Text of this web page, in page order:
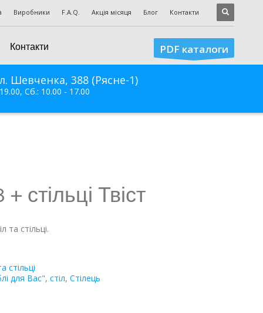
Виробники F.A.Q. Акція місяця Блог Контакти
Контакти PDF каталоги
Шевченка, 388 (Рясне-1)
Сб.: 10.00 - 17.00
стільці Твіст
стільці.
стільці
для Вас", стіл, Стілець